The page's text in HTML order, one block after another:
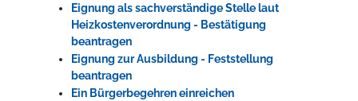
Eignung als sachverständige Stelle laut
Heizkostenverordnung - Bestätigung
beantragen
Eignung zur Ausbildung - Feststellung
beantragen
Ein Bürgerbegehren einreichen